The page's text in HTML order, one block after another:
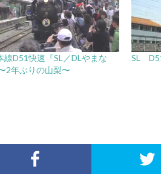
線D51快速『SL／DLやまな
2年ぶりの山梨〜
SL